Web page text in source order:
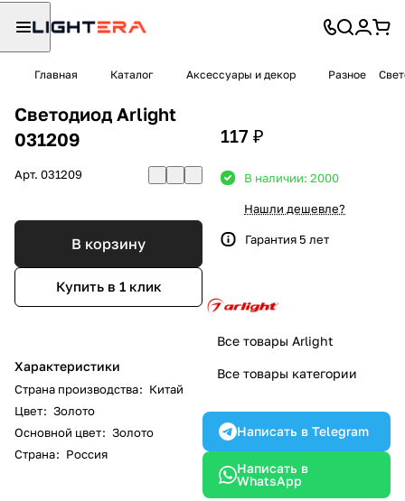
Главная Каталог Аксессуары и декор Разное
Светодиод Arlight
031209
Арт. 031209
В корзину
Купить в 1 клик
Характеристики
Страна производства: Китай
Цвет: Золото
Основной цвет: Золото
Страна: Россия
117 ₽
В наличии: 2000
Нашли дешевле?
Гарантия 5 лет
Все товары Arlight
Все товары категории
Написать в Telegram
Написать в
WhatsApp